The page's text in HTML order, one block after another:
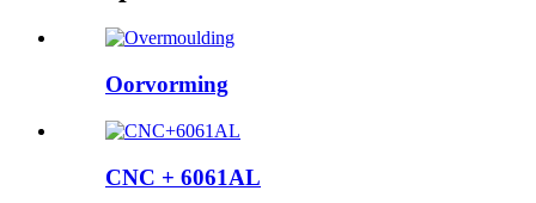
Oorvorming
CNC + 6061AL